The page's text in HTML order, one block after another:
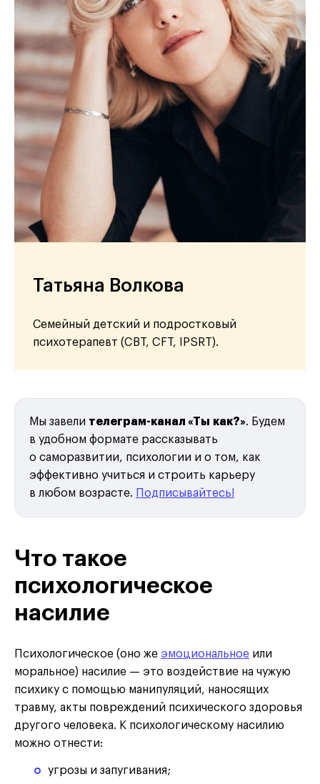
Татьяна Волкова
Семейный детский и подростковый
психотерапевт (CBT, CFT, IPSRT).
Мы завели телеграм-канал «Ты как?». Будем
в удобном формате рассказывать
о саморазвитии, психологии и о том, как
эффективно учиться и строить карьеру
в любом возрасте. Подписывайтесь!
Что такое
психологическое
насилие
Психологическое (оно же эмоциональное или
моральное) насилие — это воздействие на чужую
психику с помощью манипуляций, наносящих
травму, акты повреждений психического здоровья
другого человека. К психологическому насилию
можно отнести:
угрозы и запугивания;